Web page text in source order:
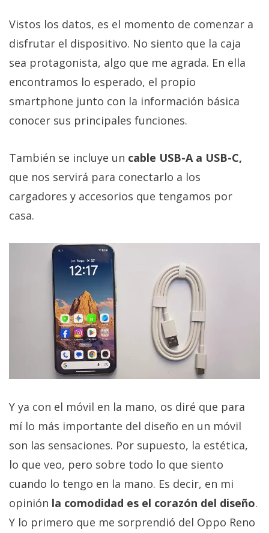
Vistos los datos, es el momento de comenzar a
disfrutar el dispositivo. No siento que la caja
sea protagonista, algo que me agrada. En ella
encontramos lo esperado, el propio
smartphone junto con la información básica
conocer sus principales funciones.
También se incluye un cable USB-A a USB-C,
que nos servirá para conectarlo a los
cargadores y accesorios que tengamos por
casa.
Y ya con el móvil en la mano, os diré que para
mí lo más importante del diseño en un móvil
son las sensaciones. Por supuesto, la estética,
lo que veo, pero sobre todo lo que siento
cuando lo tengo en la mano. Es decir, en mi
opinión la comodidad es el corazón del diseño.
Y lo primero que me sorprendió del Oppo Reno